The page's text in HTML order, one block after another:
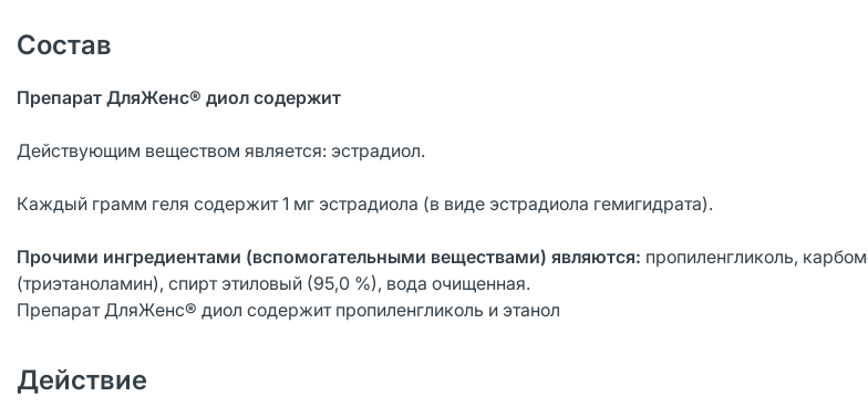
Состав
Препарат ДляЖенс® диол содержит
Действующим веществом является: эстрадиол.
Каждый грамм геля содержит 1 мг эстрадиола (в виде эстрадиола гемигидрата).
Прочими ингредиентами (вспомогательными веществами) являются: пропиленгликоль,
(триэтаноламин), спирт этиловый (95,0 %), вода очищенная.
Препарат ДляЖенс® диол содержит пропиленгликоль и этанол
Действие